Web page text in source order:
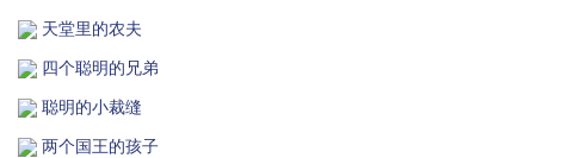
天堂里的农夫
四个聪明的兄弟
聪明的小裁缝
两个国王的孩子